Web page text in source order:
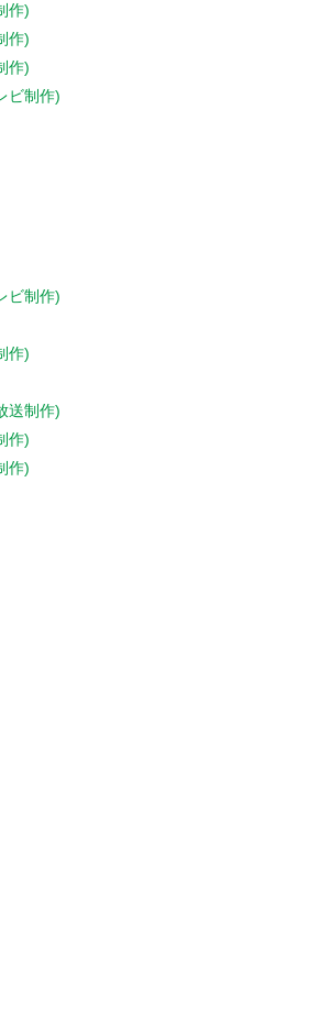
作)
作)
作)
ビ制作)
ビ制作)
作)
送制作)
作)
作)